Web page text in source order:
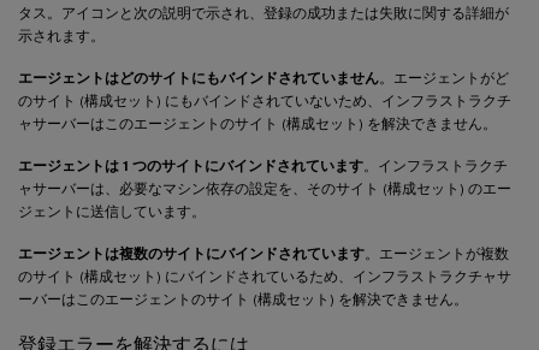
タス。アイコンと次の説明で示され、登録の成功または失敗に関する詳細が
示されます。
エージェントはどのサイトにもバインドされていません。エージェントがど
のサイト (構成セット) にもバインドされていないため、インフラストラクチ
ャサーバーはこのエージェントのサイト (構成セット) を解決できません。
エージェントは 1 つのサイトにバインドされています。インフラストラクチ
ャサーバーは、必要なマシン依存の設定を、そのサイト (構成セット) のエー
ジェントに送信しています。
エージェントは複数のサイトにバインドされています。エージェントが複数
のサイト (構成セット) にバインドされているため、インフラストラクチャサ
ーバーはこのエージェントのサイト (構成セット) を解決できません。
登録エラーを解決するには